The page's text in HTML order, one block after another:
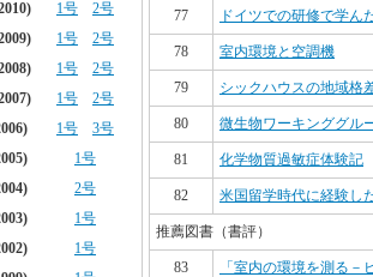
77 ドイツでの研修で学ん
78 室内環境と空調機
79 シックハウスの地域格
80 微生物ワーキンググル
81 化学物質過敏症体験記
82 米国留学時代に経験し
推薦図書（書評）
83 「室内の環境を測る